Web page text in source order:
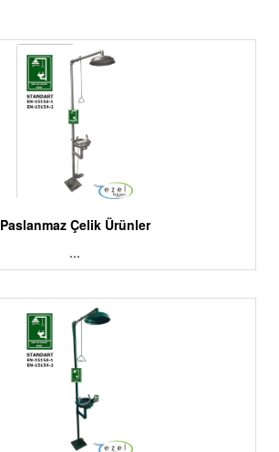
Paslanmaz Çelik Ürünler
...